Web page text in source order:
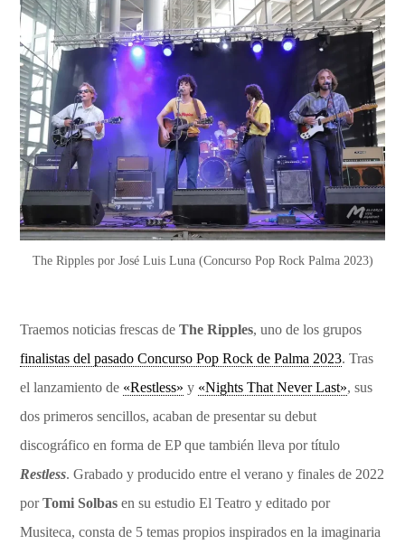
The Ripples por José Luis Luna (Concurso Pop Rock Palma 2023)
Traemos noticias frescas deThe Ripples, uno de los grupos
finalistas del pasado Concurso Pop Rock de Palma 2023. Tras
el lanzamiento de «Restless» y «Nights That Never Last», sus
dos primeros sencillos, acaban de presentar su debut
discográfico en forma de EP que también lleva por título
Restless. Grabado y producido entre el verano y finales de 2022
porTomi Solbas en su estudio El Teatro y editado por
Musiteca, consta de 5 temas propios inspirados en la imaginaria